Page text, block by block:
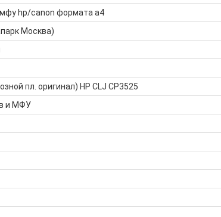
hp/canon формата а4
Москва)
пл. оригинал) HP CLJ CP3525
и МФУ